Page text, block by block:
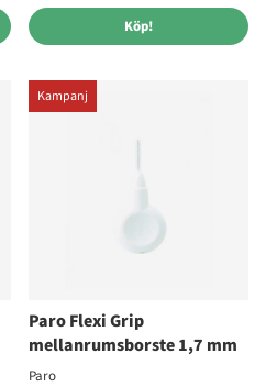
Köp!
Kampanj
Paro Flexi Grip
mellanrumsborste 1,7 mm
Paro